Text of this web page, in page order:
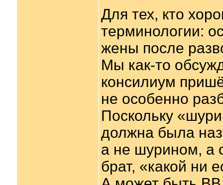
Для тех, кто
терминологии:
жены после
Мы как-то
консилиум
не особенно
Поскольку
должна была
а не шурином, а
брат, «какой ни